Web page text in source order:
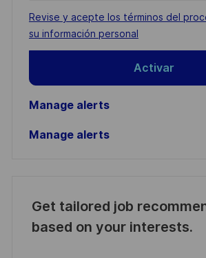
address
(Required)
Required
Revise y acepte los términos del
su información personal
Activar
Manage alerts
Manage alerts
Get tailored job
based on your interests.